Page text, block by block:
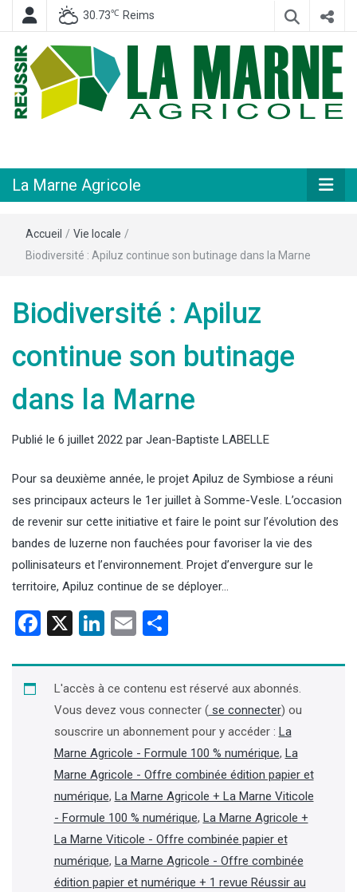
30.73℃ Reims
Agricole
La Marne Agricole
Accueil / Vie locale /
Biodiversité : Apiluz continue son butinage dans la Marne
Biodiversité : Apiluz
continue son butinage
dans la Marne
Publié le 6 juillet 2022 par Jean-Baptiste LABELLE
Pour sa deuxième année, le projet Apiluz de Symbiose a réuni
ses principaux acteurs le 1er juillet à Somme-Vesle. L’occasion
de revenir sur cette initiative et faire le point sur l’évolution des
bandes de luzerne non fauchées pour favoriser la vie des
pollinisateurs et l’environnement. Projet d’envergure sur le
territoire, Apiluz continue de se déployer…
Facebook
X LinkedIn
Email
L'accès à ce contenu est réservé aux abonnés.
Vous devez vous connecter (se connecter) ou
souscrire un abonnement pour y accéder : La
Marne Agricole - Formule 100 % numérique, La
Marne Agricole - Offre combinée édition papier et
numérique, La Marne Agricole + La Marne Viticole
- Formule 100 % numérique, La Marne Agricole +
La Marne Viticole - Offre combinée papier et
numérique, La Marne Agricole - Offre combinée
édition papier et numérique + 1 revue Réussir au